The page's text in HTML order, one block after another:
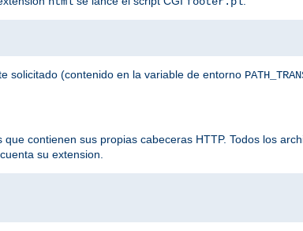
solicitado (contenido en la variable de entorno
contienen sus propias cabeceras HTTP. Todos los
su extension.